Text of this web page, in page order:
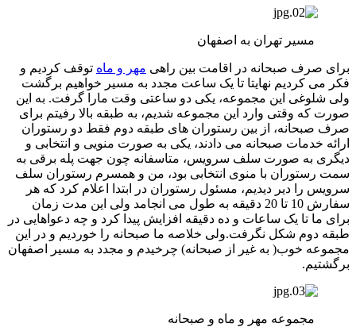
مسیر تهران به اصفهان
برای صرف صبحانه در اقامت بین راهی مهر و ماه توقف کردیم و
فکر می کردیم نهایتا تا یک ساعت مجدد به مسیر خواهیم برگشت
ولی شلوغی این مجموعه، یکی دو ساعتی وقت مارا گرفت. به این
صورت که وقتی وارد این مجموعه شدیم، به طبقه بالا رفیتم برای
صرف صبحانه، از بین رستوران های طبقه دوم فقط دو رستوران
ارائه خدمات صبحانه می دادند، یکی به صورت منویی و انتخابی و
دیگری به صورت سلف سرویس، متاسفانه چون جهت پله برقی به
سمت رستوران با منوی انتخابی بود، من و همسرم رستوران سلف
سرویس را دیر دیدیم، مسئول رستوران در ابتدا اعلام کرد که هر
سفارش 10 تا 20 دقیقه به طول می انجامد ولی این مدت زمان
برای ما تا یک ساعات و ده دقیقه افزایش پیدا کرد و چه دعواهایی در
طبقه دوم شکل نگرفت.ولی خلاصه ما صبحانه را خوردیم و در این
مجموعه خوب( به غیر از صبحانه) چرخیدم و مجدد به مسیر اصفهان
برگشتیم.
مجموعه مهر و ماه و صبحانه